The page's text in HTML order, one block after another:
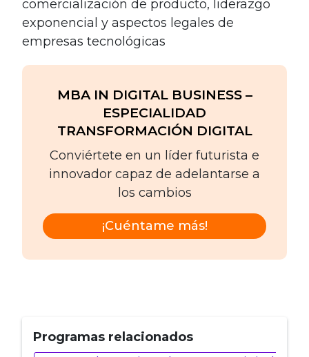
comercialización de producto, liderazgo
exponencial y aspectos legales de
empresas tecnológicas
MBA IN DIGITAL BUSINESS –
ESPECIALIDAD
TRANSFORMACIÓN DIGITAL
Conviértete en un líder futurista e
innovador capaz de adelantarse a
los cambios
¡Cuéntame más!
Programas relacionados